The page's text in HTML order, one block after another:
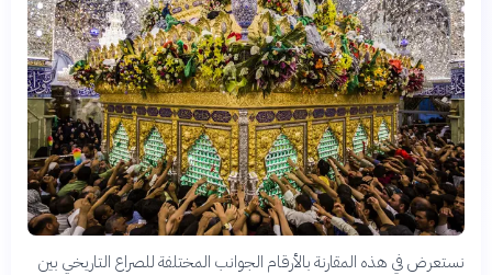
نستعرض في هذه المقارنة بالأرقام الجوانب المختلفة للصراع التاريخي بين